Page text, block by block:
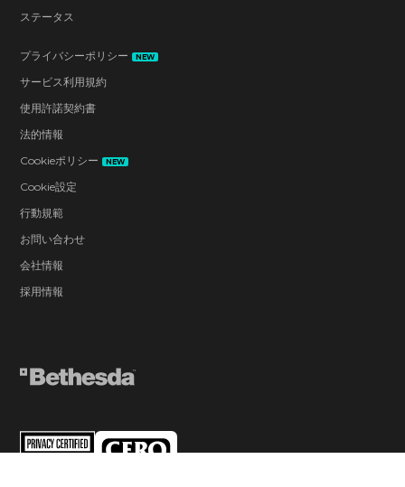
ステータス
プライバシーポリシー NEW
サービス利用規約
使用許諾契約書
法的情報
Cookieポリシー
NEW
Cookie設定
行動規範
お問い合わせ
会社情報
採用情報